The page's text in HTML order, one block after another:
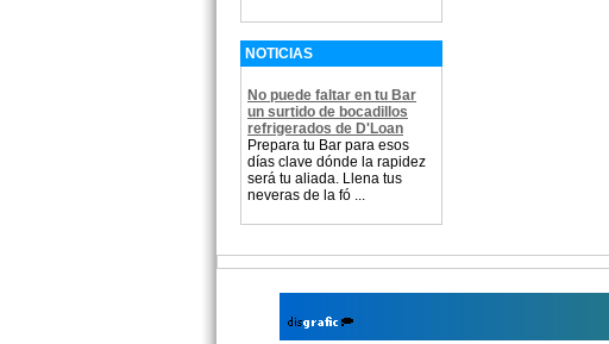
NOTICIAS
No puede faltar en tu Bar
un surtido de bocadillos
refrigerados de D'Loan
Prepara tu Bar para esos
días clave dónde la rapidez
será tu aliada. Llena tus
neveras de la fó ...